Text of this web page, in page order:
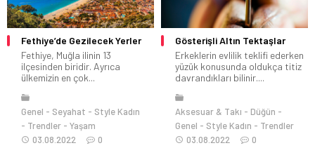
Fethiye’de Gezilecek Yerler
Fethiye, Muğla ilinin 13
ilçesinden biridir. Ayrıca
ülkemizin en çok...
Genel Seyahat
Style Kadın
Trendler
Yaşam
03.08.2022
0
Gösterişli Altın Tektaşlar
Erkeklerin evlilik teklifi ederken
yüzük konusunda oldukça titiz
davrandıkları bilinir....
Aksesuar & Takı
Düğün
Genel
Style Kadın
Trendler
03.08.2022
0